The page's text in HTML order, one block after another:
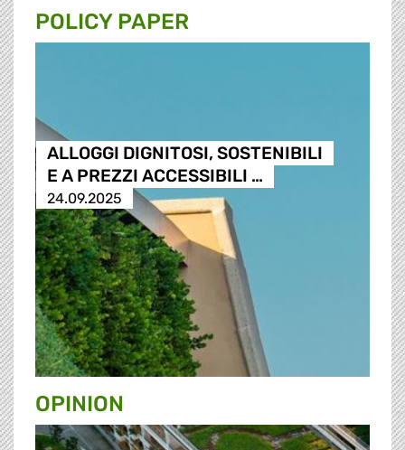
POLICY PAPER
ALLOGGI DIGNITOSI, SOSTENIBILI
E A PREZZI ACCESSIBILI …
24.09.2025
OPINION